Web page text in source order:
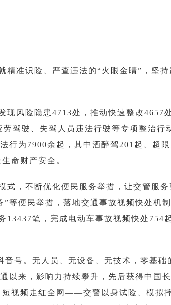
准识险、严查违法的“火眼金睛”，坚
现风险隐患4713处，推动快速整改4657
驾驶、失驾人员违法行驶等专项整治行
行为7900余起，其中酒醉驾201起、超
命财产安全。
，不断优化便民服务举措，让交管服务
等便民举措，落地交通事故视频快处机
13437笔，完成电动车事故视频快处754
号。无人员、无设备、无技术，零基础
以来，影响力持续攀升，先后获得中国
视频走红全网——交警以身试险、模拟